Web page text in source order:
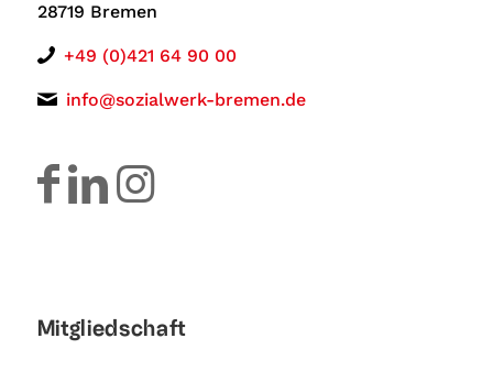
28719 Bremen
+49 (0)421 64 90 00
info@sozialwerk-bremen.de
Mitgliedschaft